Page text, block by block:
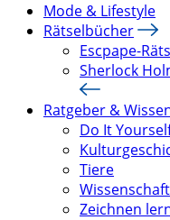
Mode & Lifestyle
Rätselbücher
Escpape-
Sherlock
Ratgeber &
Do It
Tiere
Wissenschaft
Zeichnen